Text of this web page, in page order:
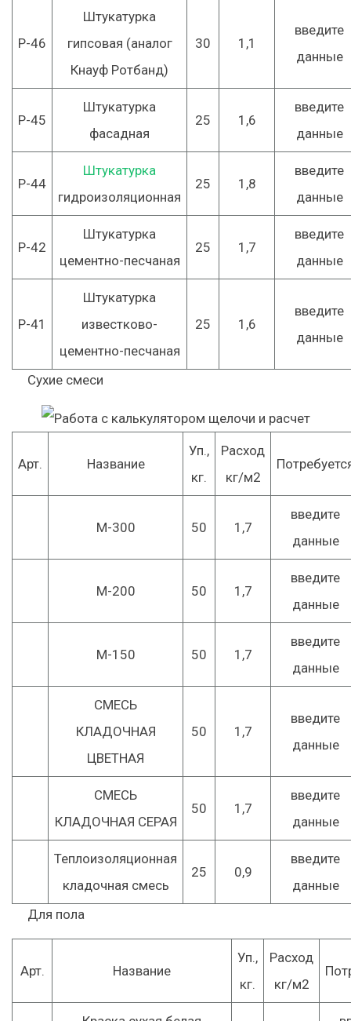
Р-46
Штукатурка
гипсовая (аналог
Кнауф Ротбанд)
30 1,1
введите
данные
Р-45
Штукатурка
фасадная
25 1,6
введите
данные
Р-44
Штукатурка
гидроизоляционная
25 1,8
введите
данные
Р-42
Штукатурка
цементно-песчаная
25 1,7
введите
данные
Р-41
Штукатурка
известково-
цементно-песчаная
25 1,6
введите
данные
Сухие смеси
Арт. Название
Уп.,
кг.
Расход
кг/м2
М-300 50 1,7
введите
данные
М-200 50 1,7
введите
данные
М-150 50 1,7
введите
данные
СМЕСЬ
КЛАДОЧНАЯ
ЦВЕТНАЯ
50 1,7
введите
данные
СМЕСЬ
КЛАДОЧНАЯ СЕРАЯ
50 1,7
введите
данные
Теплоизоляционная
кладочная смесь
25 0,9
введите
данные
Для пола
Арт. Название
Уп.,
кг.
Расход
кг/м2